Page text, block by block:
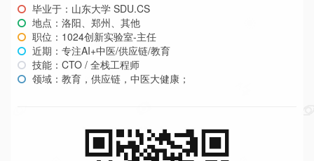
毕业于：山东大学 SDU.CS
地点：洛阳、郑州、其他
职位：1024创新实验室-主任
近期：专注AI+中医/供应链/教育
技能：CTO / 全栈工程师
领域：教育，供应链，中医大健康；